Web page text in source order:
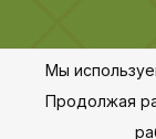
© 2018-2026
Мы
Продолжая